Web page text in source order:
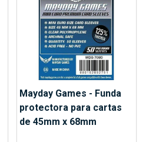
Mayday Games - Funda
protectora para cartas
de 45mm x 68mm